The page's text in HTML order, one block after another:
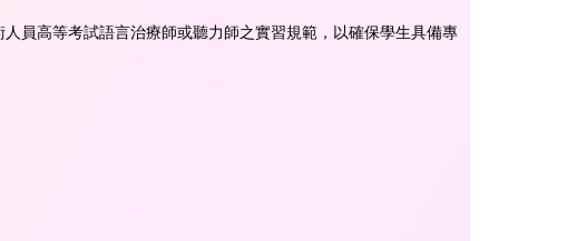
員高等考試語言治療師或聽力師之實習規範，以確保學生具備專